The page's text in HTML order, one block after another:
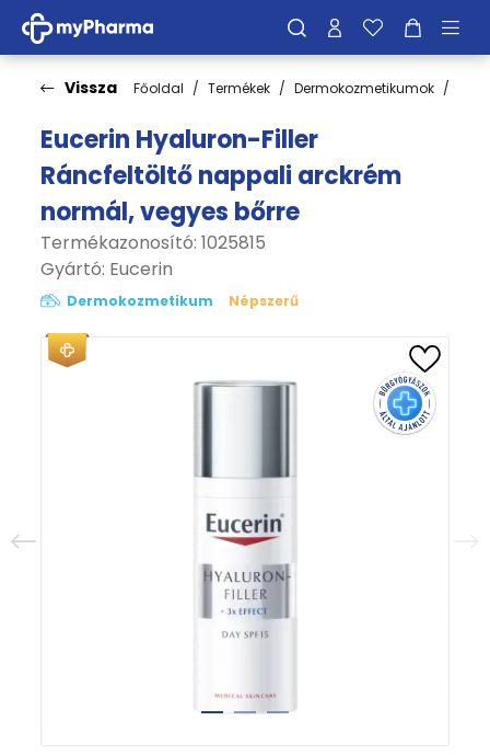
Vissza Főoldal Termékek Dermokozmetikumok
Eucerin Hyaluron-Filler
Ráncfeltöltő nappali arckrém
normál, vegyes bőrre
Termékazonosító: 1025815
Gyártó: Eucerin
Dermokozmetikum Népszerű